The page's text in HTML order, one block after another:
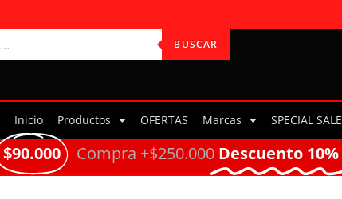
BUSCAR
Inicio Productos OFERTAS Marcas SPECIAL SALE
$90.000 Compra +$250.000 Descuento 10%